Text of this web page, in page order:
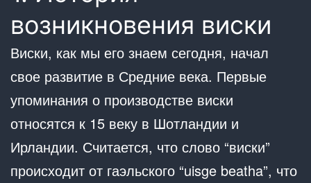
возникновения виски
Виски, как мы его знаем сегодня, начал
свое развитие в Средние века. Первые
упоминания о производстве виски
относятся к 15 веку в Шотландии и
Ирландии. Считается, что слово “виски”
происходит от гаэльского “uisge beatha”, что